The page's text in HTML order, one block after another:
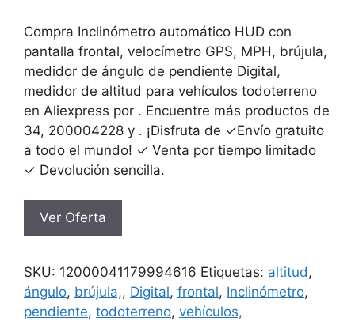
original
era:
76.77€.
actual
es:
39.92€.
Compra Inclinómetro automático HUD con
pantalla frontal, velocímetro GPS, MPH, brújula,
medidor de ángulo de pendiente Digital,
medidor de altitud para vehículos todoterreno
en Aliexpress por . Encuentre más productos de
34, 200004228 y . ¡Disfruta de ✓Envío gratuito
a todo el mundo! ✓ Venta por tiempo limitado
✓ Devolución sencilla.
Ver Oferta
SKU: 12000041179994616 Etiquetas: altitud,
ángulo, brújula,, Digital, frontal, Inclinómetro,
pendiente, todoterreno, vehículos,